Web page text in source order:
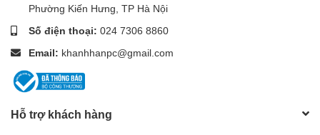
Phường Kiến Hưng, TP Hà Nội
Số điện thoại: 024 7306 8860
Email: khanhhanpc@gmail.com
Hỗ trợ khách hàng